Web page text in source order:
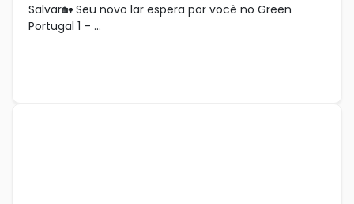
Salvar🏡 Seu novo lar espera por você no Green
Portugal 1 – ...